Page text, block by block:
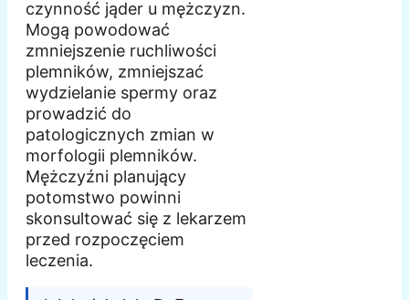
czynność jąder u mężczyzn.
Mogą powodować
zmniejszenie ruchliwości
plemników, zmniejszać
wydzielanie spermy oraz
prowadzić do
patologicznych zmian w
morfologii plemników.
Mężczyźni planujący
potomstwo powinni
skonsultować się z lekarzem
przed rozpoczęciem
leczenia.